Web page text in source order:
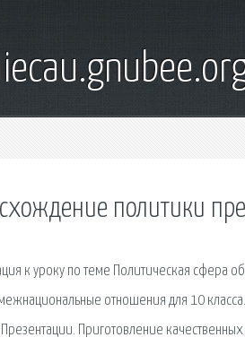
политики
к уроку по теме Политическая сфера
отношения для 10
Приготовление